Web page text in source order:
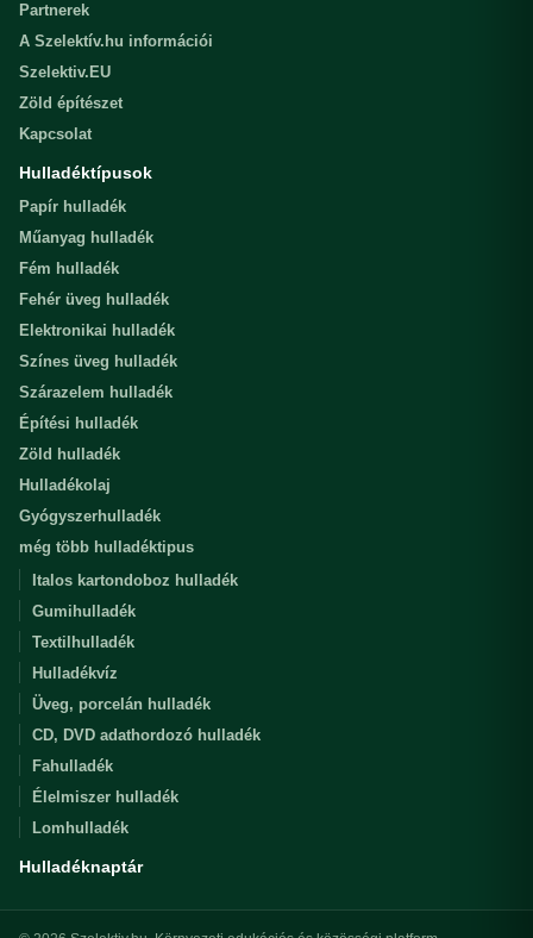
Partnerek
A Szelektív.hu információi
Szelektiv.EU
Zöld építészet
Kapcsolat
Hulladéktípusok
Papír hulladék
Műanyag hulladék
Fém hulladék
Fehér üveg hulladék
Elektronikai hulladék
Színes üveg hulladék
Szárazelem hulladék
Építési hulladék
Zöld hulladék
Hulladékolaj
Gyógyszerhulladék
még több hulladéktipus
Italos kartondoboz hulladék
Gumihulladék
Textilhulladék
Hulladékvíz
Üveg, porcelán hulladék
CD, DVD adathordozó hulladék
Fahulladék
Élelmiszer hulladék
Lomhulladék
Hulladéknaptár